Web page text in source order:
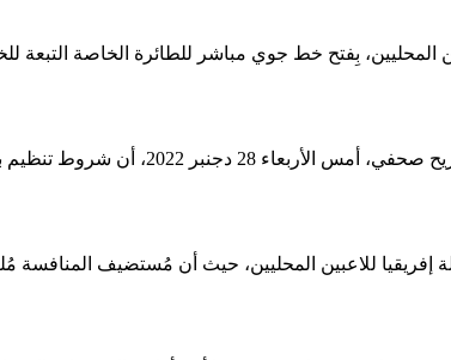
بِفتح خط جوي مباشر للطائرة الخاصة التبعة
رئيس لجنة تنظيم “شان” الجزائر
للاعبين المحليين، حيث أن مُستضيف المنافسة